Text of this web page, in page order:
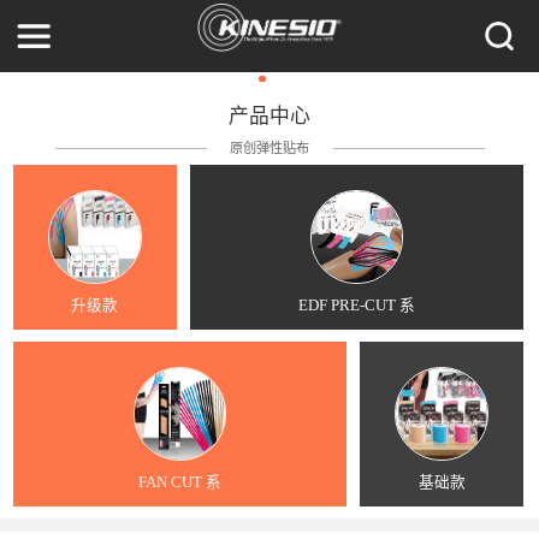
产品中心
原创弹性贴布
升级款 EDF PRE-CUT 系
FAN CUT 系 基础款